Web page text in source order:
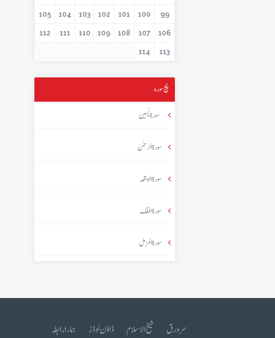
99
100
101
102
103
104
105
106
107
108
109
110
111
112
113
114
پنج سورہ
سورۃ یٰسین
سورۃ الرحمٰن
سورۃ الواقعہ
سورۃ الملک
سورۃ المزمل
سرورق شیخ الاسلام ڈاؤن لوڈز ہمارا رابطہ